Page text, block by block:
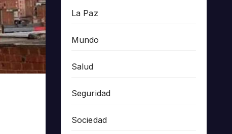
La Paz
Mundo
Salud
Seguridad
Sociedad